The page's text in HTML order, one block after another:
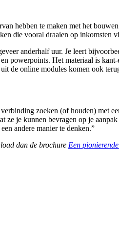
hebben te maken met het
die vooral draaien op inkomsten
anderhalf uur. Je leert
powerpoints. Het materiaal is
de online modules komen ook
zoeken (of houden) met
je kunnen bevragen op je
andere manier te denken.”
dan de brochure Een